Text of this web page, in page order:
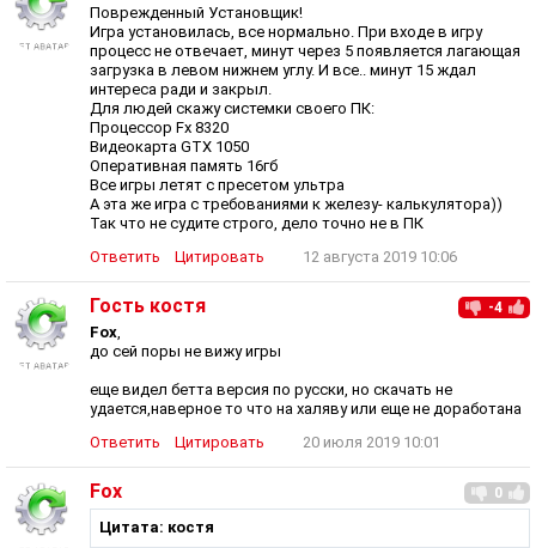
Поврежденный Установщик!
Игра установилась, все нормально. При входе в игру
процесс не отвечает, минут через 5 появляется лагающая
загрузка в левом нижнем углу. И все.. минут 15 ждал
интереса ради и закрыл.
Для людей скажу системки своего ПК:
Процессор Fx 8320
Видеокарта GTX 1050
Оперативная память 16гб
Все игры летят с пресетом ультра
А эта же игра с требованиями к железу- калькулятора))
Так что не судите строго, дело точно не в ПК
Ответить
Цитировать 12 августа 2019 10:06
-4
Гость костя
Fox,
до сей поры не вижу игры
еще видел бетта версия по русски, но скачать не
удается,наверное то что на халяву или еще не доработана
Ответить
Цитировать 20 июля 2019 10:01
0
Fox
Цитата: костя